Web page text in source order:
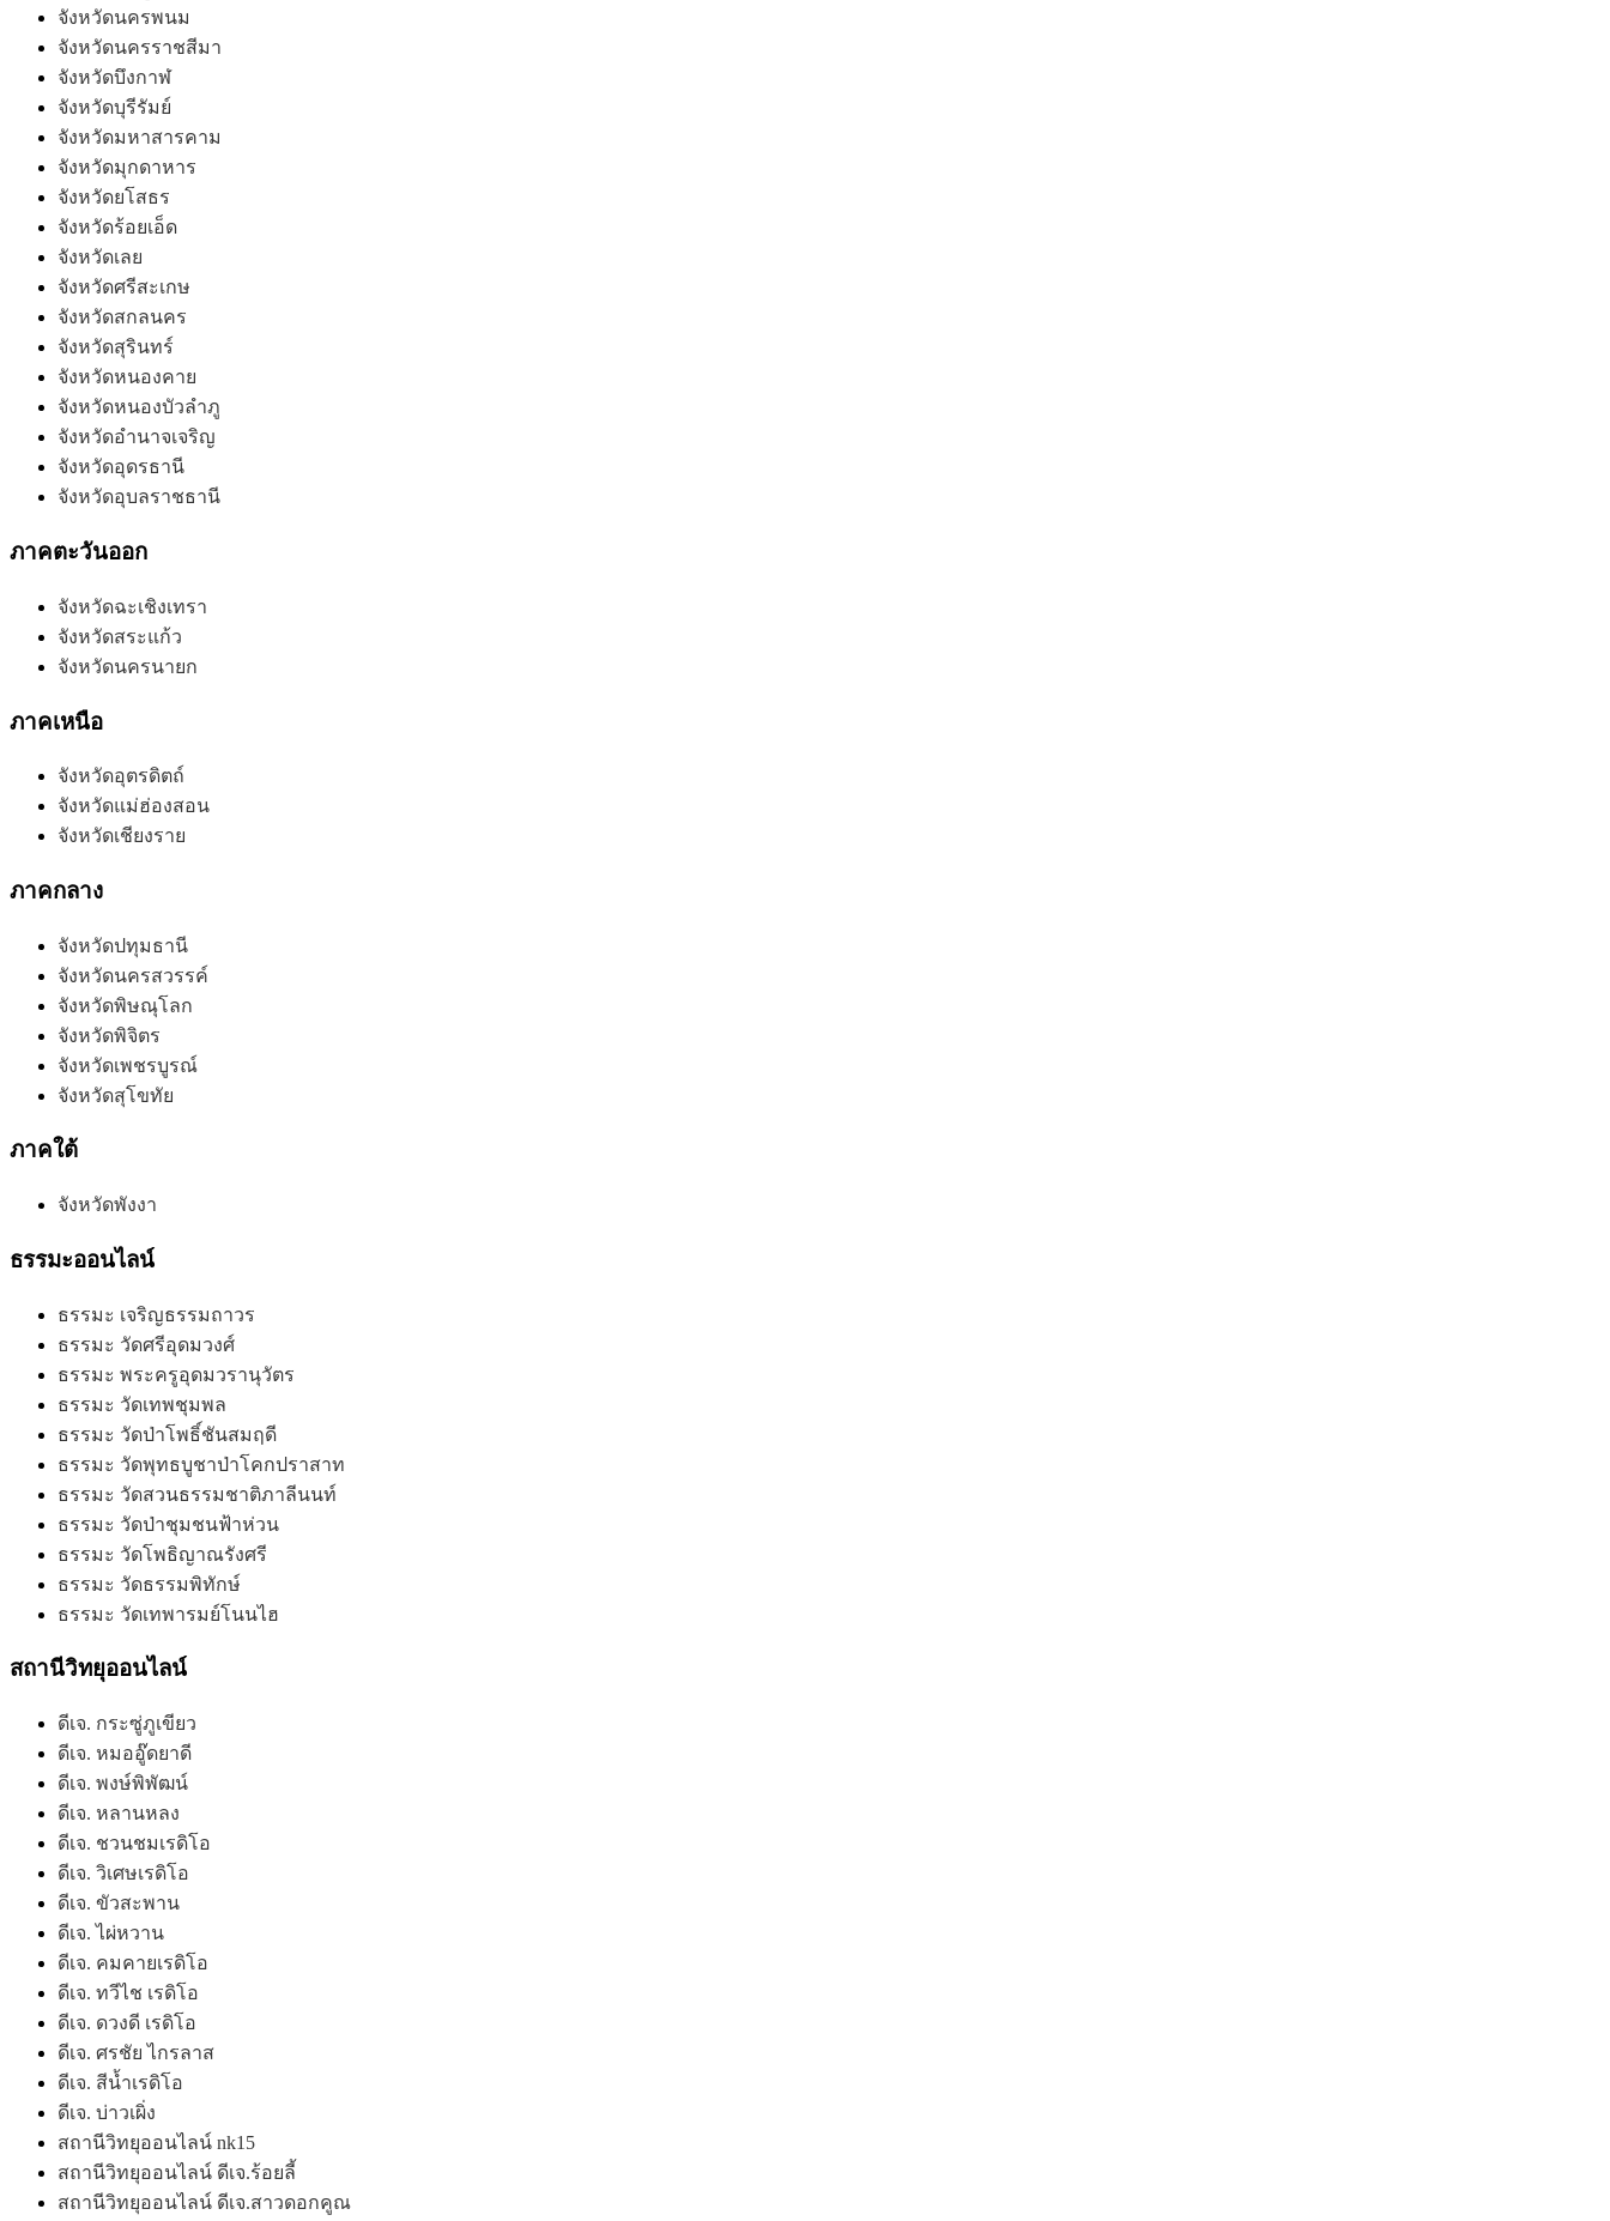
จังหวัดนครพนม
จังหวัดนครราชสีมา
จังหวัดบึงกาฬ
จังหวัดบุรีรัมย์
จังหวัดมหาสารคาม
จังหวัดมุกดาหาร
จังหวัดยโสธร
จังหวัดร้อยเอ็ด
จังหวัดเลย
จังหวัดศรีสะเกษ
จังหวัดสกลนคร
จังหวัดสุรินทร์
จังหวัดหนองคาย
จังหวัดหนองบัวลำภู
จังหวัดอำนาจเจริญ
จังหวัดอุดรธานี
จังหวัดอุบลราชธานี
ภาคตะวันออก
จังหวัดฉะเชิงเทรา
จังหวัดสระแก้ว
จังหวัดนครนายก
ภาคเหนือ
จังหวัดอุตรดิตถ์
จังหวัดแม่ฮ่องสอน
จังหวัดเชียงราย
ภาคกลาง
จังหวัดปทุมธานี
จังหวัดนครสวรรค์
จังหวัดพิษณุโลก
จังหวัดพิจิตร
จังหวัดเพชรบูรณ์
จังหวัดสุโขทัย
ภาคใต้
จังหวัดพังงา
ธรรมะออนไลน์
ธรรมะ เจริญธรรมถาวร
ธรรมะ วัดศรีอุดมวงศ์
ธรรมะ พระครูอุดมวรานุวัตร
ธรรมะ วัดเทพชุมพล
ธรรมะ วัดป่าโพธิ์ชันสมฤดี
ธรรมะ วัดพุทธบูชาป่าโคกปราสาท
ธรรมะ วัดสวนธรรมชาติภาลีนนท์
ธรรมะ วัดป่าชุมชนฟ้าห่วน
ธรรมะ วัดโพธิญาณรังศรี
ธรรมะ วัดธรรมพิทักษ์
ธรรมะ วัดเทพารมย์โนนไฮ
สถานีวิทยุออนไลน์
ดีเจ. กระซู่ภูเขียว
ดีเจ. หมออู๊ดยาดี
ดีเจ. พงษ์พิพัฒน์
ดีเจ. หลานหลง
ดีเจ. ชวนชมเรดิโอ
ดีเจ. วิเศษเรดิโอ
ดีเจ. ขัวสะพาน
ดีเจ. ไผ่หวาน
ดีเจ. คมคายเรดิโอ
ดีเจ. ทวีไช เรดิโอ
ดีเจ. ดวงดี เรดิโอ
ดีเจ. ศรชัย ไกรลาส
ดีเจ. สีน้ำเรดิโอ
ดีเจ. บ่าวเผิ่ง
สถานีวิทยุออนไลน์ nk15
สถานีวิทยุออนไลน์ ดีเจ.ร้อยลี้
สถานีวิทยุออนไลน์ ดีเจ.สาวดอกคูณ